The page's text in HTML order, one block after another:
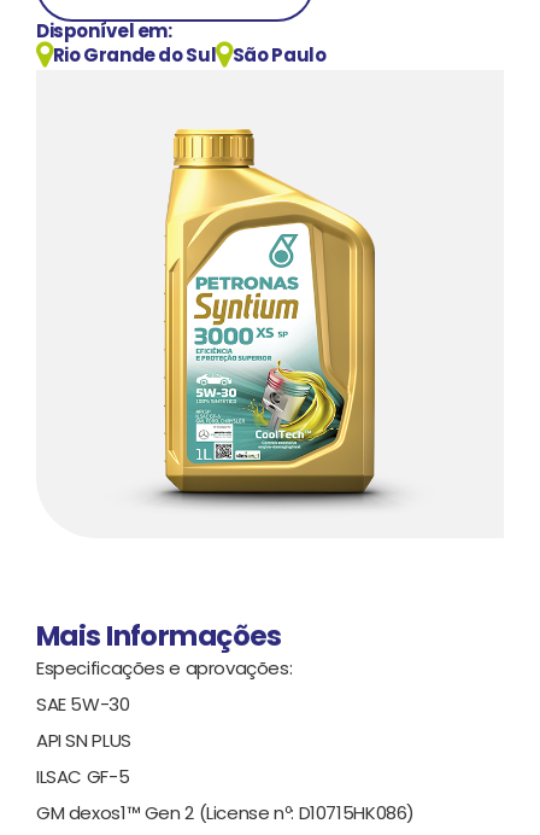
Disponível em:
Rio Grande do Sul
São Paulo
Mais Informações
Especificações e aprovações:
SAE 5W-30
API SN PLUS
ILSAC GF-5
GM dexos1™ Gen 2 (License nº: D10715HK086)